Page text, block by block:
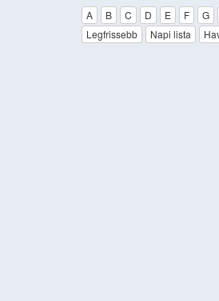
A
B C D E F G
Legfrissebb
Napi lista